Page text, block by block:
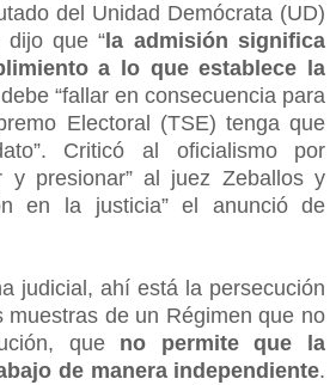
del Unidad Demócrata (UD)
dijo que “ la admisión significa
a lo que establece la
“fallar en consecuencia para
Electoral (TSE) tenga que
Criticó al oficialismo por
y presionar” al juez Zeballos y
en la justicia” el anunció de
judicial, ahí está la persecución
muestras de un Régimen que no
que no permite que la
de manera independiente.